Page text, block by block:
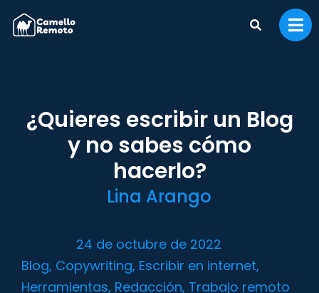
¿Quieres escribir un Blog
y no sabes cómo
hacerlo?
Lina Arango
24 de octubre de 2022
Blog, Copywriting, Escribir en internet,
Herramientas, Redacción, Trabajo remoto